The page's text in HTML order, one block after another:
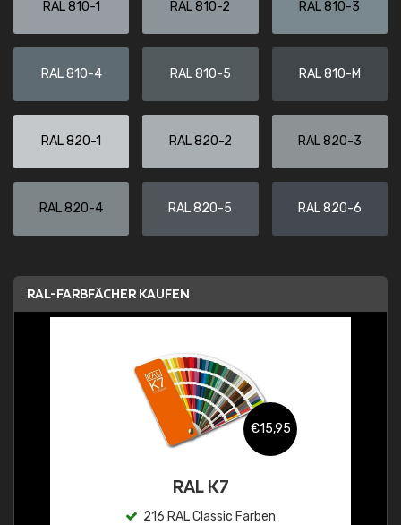
RAL 810-1 RAL 810-2 RAL 810-3
RAL 810-4 RAL 810-5 RAL 810-M
RAL 820-1 RAL 820-2 RAL 820-3
RAL 820-4 RAL 820-5 RAL 820-6
RAL-FARBFÄCHER KAUFEN
€15,95
RAL K7
216 RAL Classic Farben